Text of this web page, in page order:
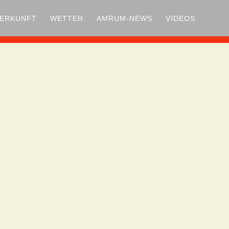
WETTER AMRUM-NEWS VIDEOS